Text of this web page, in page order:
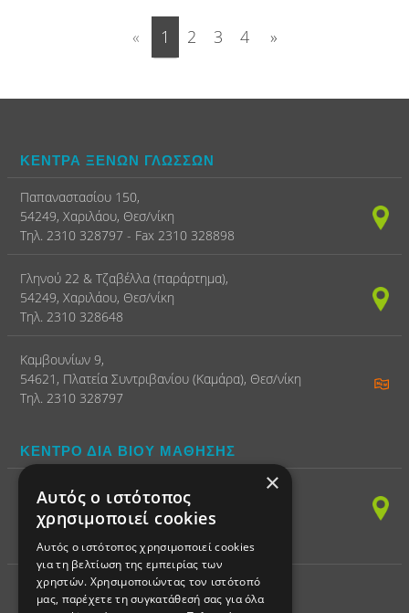
« 1 2 3 4 »
ΚΕΝΤΡΑ ΞΕΝΩΝ ΓΛΩΣΣΩΝ
Παπαναστασίου 150,
54249, Χαριλάου, Θεσ/νίκη
Τηλ. 2310 328797 - Fax 2310 328898
Γληνού 22 & Τζαβέλλα (παράρτημα),
54249, Χαριλάου, Θεσ/νίκη
Τηλ. 2310 328648
Καμβουνίων 9,
54621, Πλατεία Συντριβανίου (Καμάρα), Θεσ/νίκη
Τηλ. 2310 328797
ΚΕΝΤΡΟ ΔΙΑ ΒΙΟΥ ΜΑΘΗΣΗΣ
(ΠΛΗΡΟΦΟΡΙΚΗ)
Παπαναστασίου 150,
54249, Χαριλάου, Θεσ/νίκη
Τηλ. 2310 328797 - Fax 2310 328898
ΕΚΠΑΙΔΕΥΤΙΚΗ ΡΟΜΠΟΤΙΚΗ
×
Αυτός ο ιστότοπος
χρησιμοποιεί cookies
Αυτός ο ιστότοπος χρησιμοποιεί cookies
για τη βελτίωση της εμπειρίας των
χρηστών. Χρησιμοποιώντας τον ιστότοπό
μας, παρέχετε τη συγκατάθεσή σας για όλα